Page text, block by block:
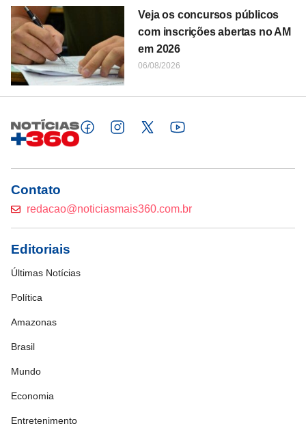
Veja os concursos públicos
com inscrições abertas no AM
em 2026
06/08/2026
Contato
redacao@noticiasmais360.com.br
Editoriais
Últimas Notícias
Política
Amazonas
Brasil
Mundo
Economia
Entretenimento